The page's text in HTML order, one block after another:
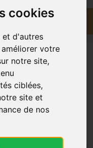
cookies
et d'autres
votre
notre site,
ciblées,
site et
de nos
Promotions
chez